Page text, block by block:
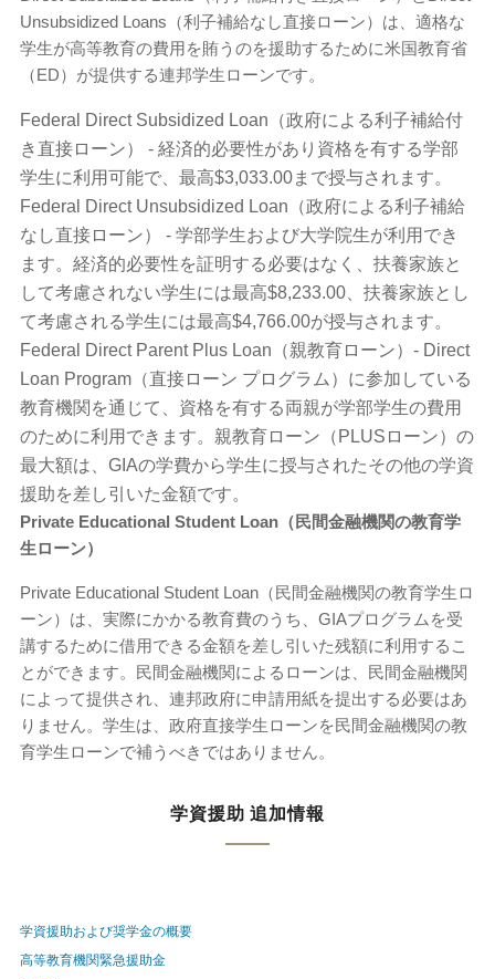
Unsubsidized Loans（利子補給なし直接ローン）は、適格な
学生が高等教育の費用を賄うのを援助するために米国教育省
（ED）が提供する連邦学生ローンです。
Federal Direct Subsidized Loan（政府による利子補給付
き直接ローン） - 経済的必要性があり資格を有する学部
学生に利用可能で、最高$3,033.00まで授与されます。
Federal Direct Unsubsidized Loan（政府による利子補給
なし直接ローン） - 学部学生および大学院生が利用でき
ます。経済的必要性を証明する必要はなく、扶養家族と
して考慮されない学生には最高$8,233.00、扶養家族とし
て考慮される学生には最高$4,766.00が授与されます。
Federal Direct Parent Plus Loan（親教育ローン）- Direct
Loan Program（直接ローン プログラム）に参加している
教育機関を通じて、資格を有する両親が学部学生の費用
のために利用できます。親教育ローン（PLUSローン）の
最大額は、GIAの学費から学生に授与されたその他の学資
援助を差し引いた金額です。
Private Educational Student Loan（民間金融機関の教育学
生ローン）
Private Educational Student Loan（民間金融機関の教育学生ロ
ーン）は、実際にかかる教育費のうち、GIAプログラムを受
講するために借用できる金額を差し引いた残額に利用するこ
とができます。民間金融機関によるローンは、民間金融機関
によって提供され、連邦政府に申請用紙を提出する必要はあ
りません。学生は、政府直接学生ローンを民間金融機関の教
育学生ローンで補うべきではありません。
学資援助 追加情報
学資援助および奨学金の概要
高等教育機関緊急援助金